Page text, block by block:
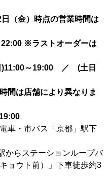
（金）時点の営業時間は
ストオーダーは
19:00 ／ (土日
より異なりま
車・市バス「京都」駅下
ステーションループバ
ョウト前）」下車徒歩約3